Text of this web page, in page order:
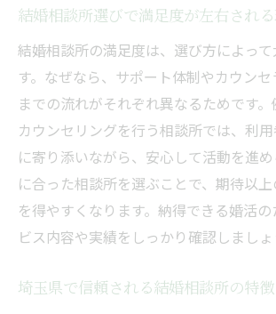
埼玉県で評判の結婚相談所の
サービス内容が充実した結婚
め方
結婚相談所利用者のリアルな
婚活初心者が結婚相談所で重
体験談に学ぶ埼玉県での結婚相談
実際に利用した結婚相談所の
結婚相談所で感じた満足度と課
体験者が語る結婚相談所のメ
結婚相談所選びで満足度が左右され
結婚相談所の満足度は、選び方によっ
す。なぜなら、サポート体制やカウン
までの流れがそれぞれ異なるためです
カウンセリングを行う相談所では、利
に寄り添いながら、安心して活動を進
に合った相談所を選ぶことで、期待以
を得やすくなります。納得できる婚活
ビス内容や実績をしっかり確認しましょ
埼玉県で信頼される結婚相談所の特徴